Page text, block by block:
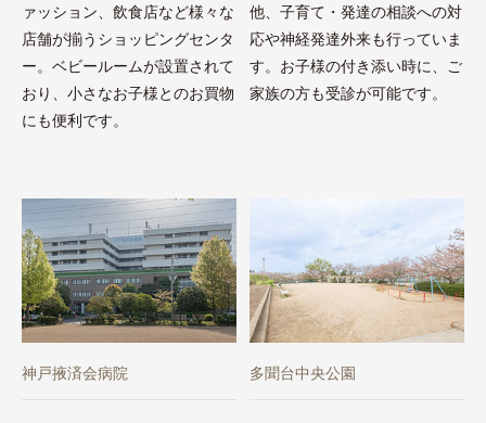
ァッション、飲食店など様々な
店舗が揃うショッピングセンタ
ー。ベビールームが設置されて
おり、小さなお子様とのお買物
にも便利です。
他、子育て・発達の相談への対
応や神経発達外来も行っていま
す。お子様の付き添い時に、ご
家族の方も受診が可能です。
神戸掖済会病院 多聞台中央公園